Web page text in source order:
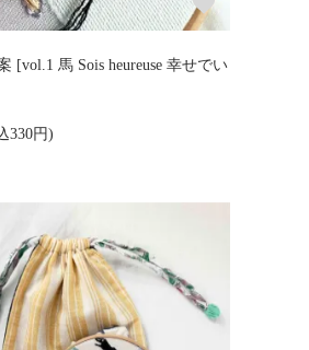
[vol.1 馬 Sois heureuse 幸せでい
330円)